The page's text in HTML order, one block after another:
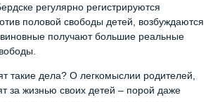
регулярно регистрируются
половой свободы детей, возбуждаются
получают большие реальные
такие дела? О легкомыслии родителей,
за жизнью своих детей – порой даже